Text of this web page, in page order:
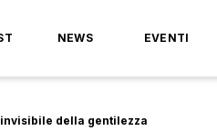
NEWS EVENTI
della gentilezza